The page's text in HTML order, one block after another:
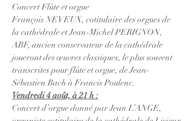
Concert Flûte et orgue
François NEVEUX, cotitulaire des orgues de
la cathédrale et Jean-Michel PERIGNON,
ABF, ancien conservateur de la cathédrale
joueront des œuvres classiques, le plus souvent
transcrites pour flûte et orgue, de Jean-
Sébastien Bach à Francis Poulenc.
Vendredi 4 août, à 21 h :
Concert d’orgue donné par Jean L’ANGE,